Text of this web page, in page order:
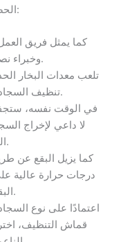
الحصول عليها تشمل:
كما يمثل فريق
وخبراء نصف قوة الشركة.
تلعب معدات البخار
تنظيف السجاد وإزالة البقع الصعبة.
في الوقت نفسه،
لا داعي لإخراج
التنظيف.
كما يزيل البقع عن
درجات حرارة عالية
البقعة تمامًا.
اعتمادًا على نوع
قماش التنظيف،